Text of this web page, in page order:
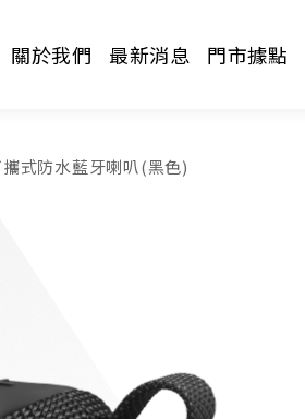
關於我們 最新消息 門市據點
式防水藍牙喇叭(黑色)